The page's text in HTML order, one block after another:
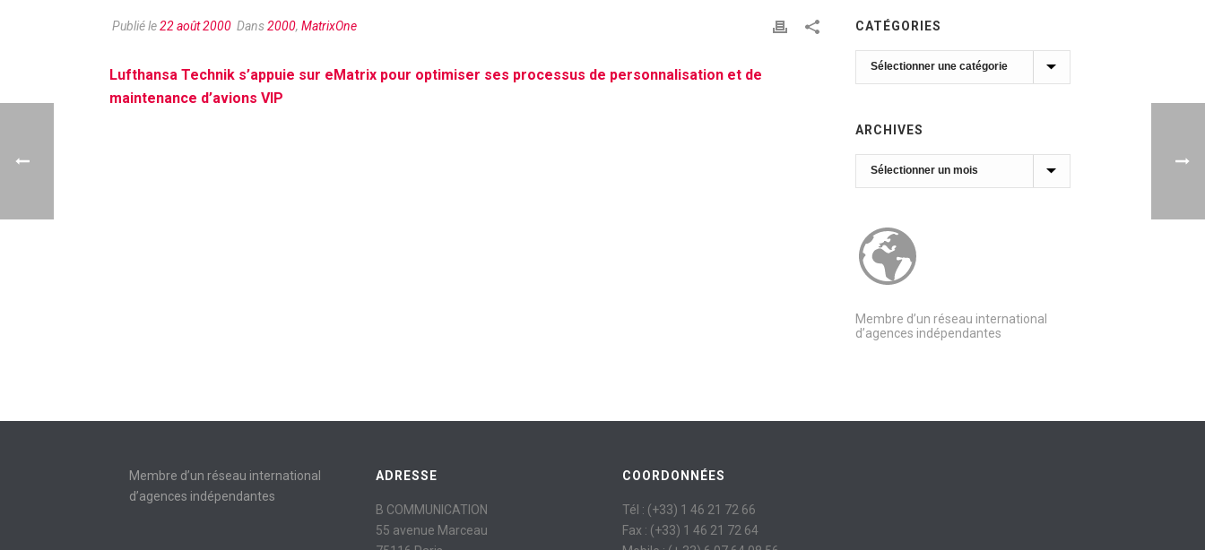
Publié le22 août 2000 Dans2000, MatrixOne
Lufthansa Technik s’appuie sur eMatrix pour optimiser ses processus de personnalisation et de
maintenance d’avions VIP
CATÉGORIES
Catégories
ARCHIVES
Archives
Membre d’un réseau international
d’agences indépendantes
Membre d’un réseau international
d’agences indépendantes
ADRESSE
B COMMUNICATION
55 avenue Marceau
COORDONNÉES
Tél : (+33) 1 46 21 72 66
Fax : (+33) 1 46 21 72 64